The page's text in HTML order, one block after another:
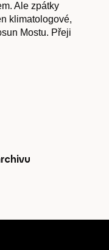
Ale zpátky
klimatologové,
Mostu. Přeji